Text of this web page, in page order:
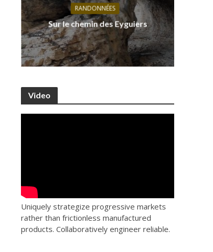
RANDONNÉES
Sur le chemin des Eyguiers
Video
Uniquely strategize progressive markets
rather than frictionless manufactured
products. Collaboratively engineer reliable.